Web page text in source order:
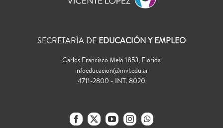
SECRETARÍA DE EDUCACIÓN Y EMPLEO
Carlos Francisco Melo 1853, Florida
infoeducacion@mvl.edu.ar
4711-2800 - INT. 8020